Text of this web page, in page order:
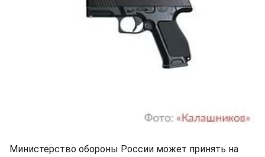
Министерство обороны России может принять на